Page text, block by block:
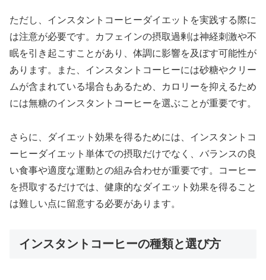
ただし、インスタントコーヒーダイエットを実践する際に
は注意が必要です。カフェインの摂取過剰は神経刺激や不
眠を引き起こすことがあり、体調に影響を及ぼす可能性が
あります。また、インスタントコーヒーには砂糖やクリー
ムが含まれている場合もあるため、カロリーを抑えるため
には無糖のインスタントコーヒーを選ぶことが重要です。
さらに、ダイエット効果を得るためには、インスタントコ
ーヒーダイエット単体での摂取だけでなく、バランスの良
い食事や適度な運動との組み合わせが重要です。コーヒー
を摂取するだけでは、健康的なダイエット効果を得ること
は難しい点に留意する必要があります。
インスタントコーヒーの種類と選び方